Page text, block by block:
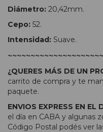
Diámetro: 20,42mm.
Cepo: 52.
Intensidad: Suave.
¿QUERES MÁS DE UN
carrito de compra y te
paquete.
ENVIOS EXPRESS EN EL
el día en CABA y algunas
Código Postal podés ver